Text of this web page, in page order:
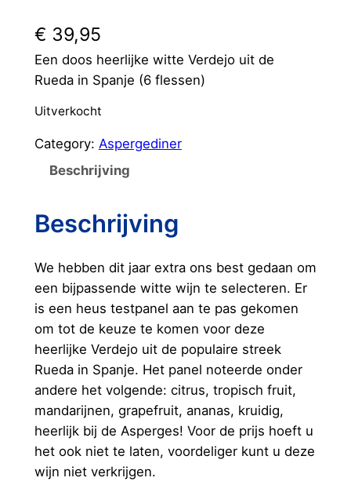
€ 39,95
Een doos heerlijke witte Verdejo uit de
Rueda in Spanje (6 flessen)
Uitverkocht
Category: Aspergediner
Beschrijving
Beschrijving
We hebben dit jaar extra ons best gedaan om
een bijpassende witte wijn te selecteren. Er
is een heus testpanel aan te pas gekomen
om tot de keuze te komen voor deze
heerlijke Verdejo uit de populaire streek
Rueda in Spanje. Het panel noteerde onder
andere het volgende: citrus, tropisch fruit,
mandarijnen, grapefruit, ananas, kruidig,
heerlijk bij de Asperges! Voor de prijs hoeft u
het ook niet te laten, voordeliger kunt u deze
wijn niet verkrijgen.